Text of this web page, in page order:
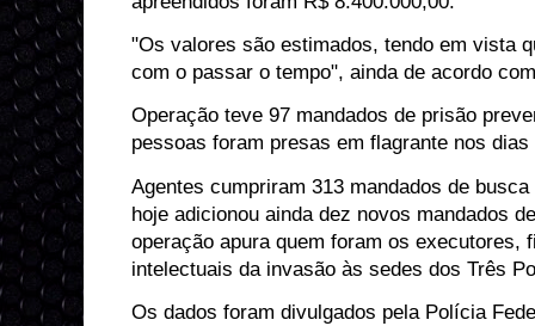
"Os valores são estimados, tendo em vista
com o passar o tempo", ainda de acordo
Operação teve 97 mandados de prisão
pessoas foram presas em flagrante nos
Agentes cumpriram 313 mandados de
hoje adicionou ainda dez novos mandados
operação apura quem foram os executores,
intelectuais da invasão às sedes dos Três
Os dados foram divulgados pela Polícia